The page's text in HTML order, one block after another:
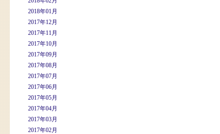
2018年01月
2017年12月
2017年11月
2017年10月
2017年09月
2017年08月
2017年07月
2017年06月
2017年05月
2017年04月
2017年03月
2017年02月